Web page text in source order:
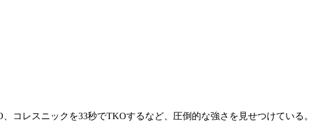
コレスニックを33秒でTKOするなど、圧倒的な強さを見せつけている。